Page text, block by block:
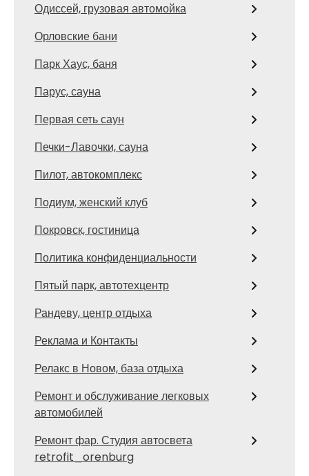
Одиссей, грузовая автомойка
Орловские бани
Парк Хаус, баня
Парус, сауна
Первая сеть саун
Печки-Лавочки, сауна
Пилот, автокомплекс
Подиум, женский клуб
Покровск, гостиница
Политика конфиденциальности
Пятый парк, автотехцентр
Рандеву, центр отдыха
Реклама и Контакты
Релакс в Новом, база отдыха
Ремонт и обслуживание легковых
автомобилей
Ремонт фар. Студия автосвета
retrofit_orenburg